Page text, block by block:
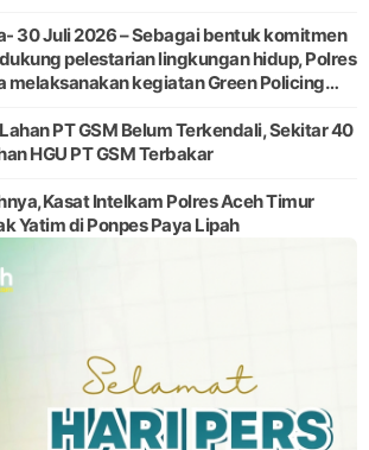
30 Juli 2026 – Sebagai bentuk komitmen
pelestarian lingkungan hidup, Polres
melaksanakan kegiatan Green Policing
Kabupaten
PT GSM Belum Terkendali, Sekitar 40
HGU PT GSM Terbakar
Intelkam Polres Aceh Timur
Yatim di Ponpes Paya Lipah